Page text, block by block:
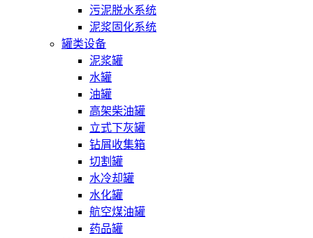
污泥脱水系统
泥浆固化系统
罐类设备
泥浆罐
水罐
油罐
高架柴油罐
立式下灰罐
钻屑收集箱
切割罐
水冷却罐
水化罐
航空煤油罐
药品罐